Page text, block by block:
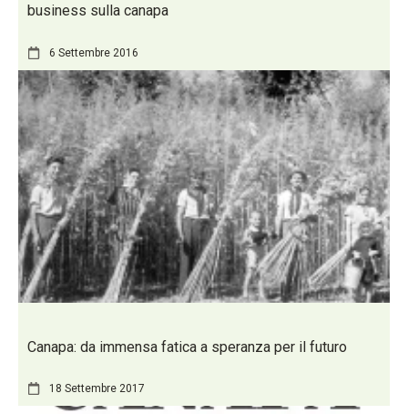
business sulla canapa
6 Settembre 2016
Canapa: da immensa fatica a speranza per il futuro
18 Settembre 2017